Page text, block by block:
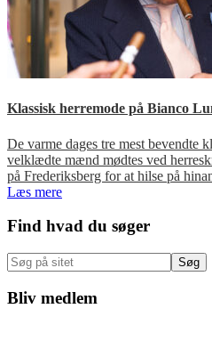
Klassisk herremode på Bianco
De varme dages tre mest bevendte
velklædte mænd mødtes ved
på Frederiksberg for at hilse på
Læs mere
Primær
Sidebar
Find hvad du søger
Søg
på
sitet
Bliv medlem